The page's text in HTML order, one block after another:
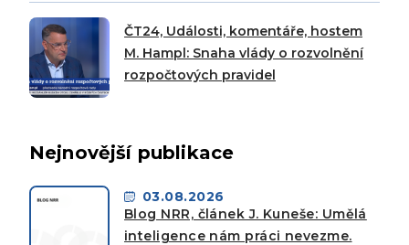
ČT24, Události, komentáře, hostem
M. Hampl: Snaha vlády o rozvolnění
rozpočtových pravidel
Nejnovější publikace
03.08.2026
Blog NRR, článek J. Kuneše: Umělá
inteligence nám práci nevezme.